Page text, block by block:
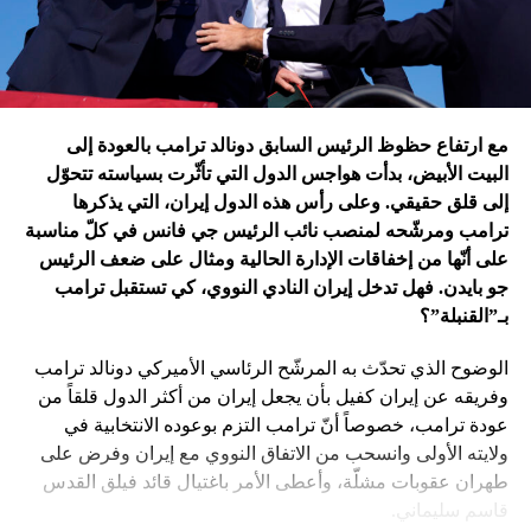
في غزة
إدارة بايدن ونهاية منظومة.. وانتقام نتنياهو
فتح باباً كبيراً على تحوّلات جذرية في السياسة الأميركية وتعاطي
إسرائيل معها، أبرزها:
مع ارتفاع حظوظ الرئيس السابق دونالد ترامب بالعودة إلى
البيت الأبيض، بدأت هواجس الدول التي تأثّرت بسياسته تتحوّل
إلى قلق حقيقي. وعلى رأس هذه الدول إيران، التي يذكرها
ترامب ومرشّحه لمنصب نائب الرئيس جي فانس في كلّ مناسبة
على أنّها من إخفاقات الإدارة الحالية ومثال على ضعف الرئيس
جو بايدن. فهل تدخل إيران النادي النووي، كي تستقبل ترامب
بـ”القنبلة”؟
الوضوح الذي تحدّث به المرشّح الرئاسي الأميركي دونالد ترامب
وفريقه عن إيران كفيل بأن يجعل إيران من أكثر الدول قلقاً من
عودة ترامب، خصوصاً أنّ ترامب التزم بوعوده الانتخابية في
ولايته الأولى وانسحب من الاتفاق النووي مع إيران وفرض على
طهران عقوبات مشلّة، وأعطى الأمر باغتيال قائد فيلق القدس